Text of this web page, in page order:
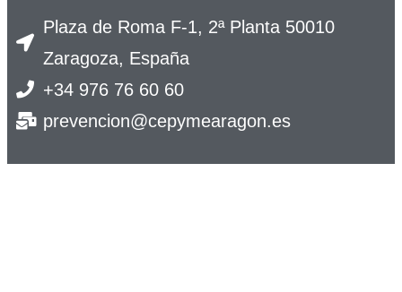
Plaza de Roma F-1, 2ª Planta 50010
Zaragoza, España
+34 976 76 60 60
prevencion@cepymearagon.es